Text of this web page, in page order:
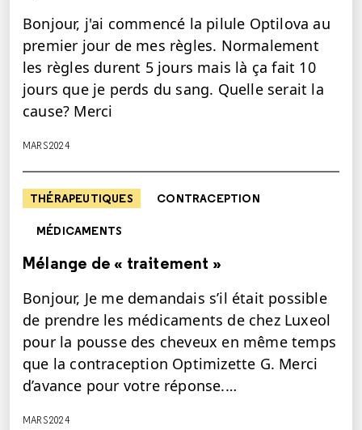
Bonjour, j'ai commencé la pilule Optilova au
premier jour de mes règles. Normalement
les règles durent 5 jours mais là ça fait 10
jours que je perds du sang. Quelle serait la
cause? Merci
MARS 2024
THÉRAPEUTIQUES CONTRACEPTION
MÉDICAMENTS
Mélange de « traitement »
Bonjour, Je me demandais s’il était possible
de prendre les médicaments de chez Luxeol
pour la pousse des cheveux en même temps
que la contraception Optimizette G. Merci
d’avance pour votre réponse.…
MARS 2024